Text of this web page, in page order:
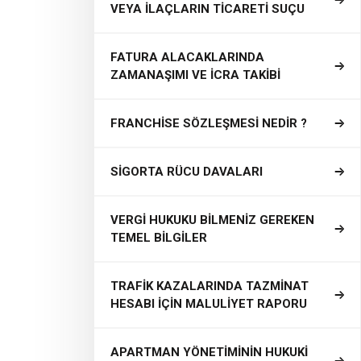
VEYA İLAÇLARIN TİCARETİ SUÇU
FATURA ALACAKLARINDA
ZAMANAŞIMI VE İCRA TAKİBİ
FRANCHİSE SÖZLEŞMESİ NEDİR ?
SİGORTA RÜCU DAVALARI
VERGİ HUKUKU BİLMENİZ GEREKEN
TEMEL BİLGİLER
TRAFİK KAZALARINDA TAZMİNAT
HESABI İÇİN MALULİYET RAPORU
APARTMAN YÖNETİMİNİN HUKUKİ